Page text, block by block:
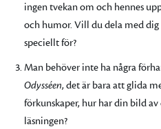
ingen tvekan om och hennes
och humor. Vill du dela med dig
speciellt för?
Man behöver inte ha några
Odysséen, det är bara att glida
förkunskaper, hur har din bild av
läsningen?